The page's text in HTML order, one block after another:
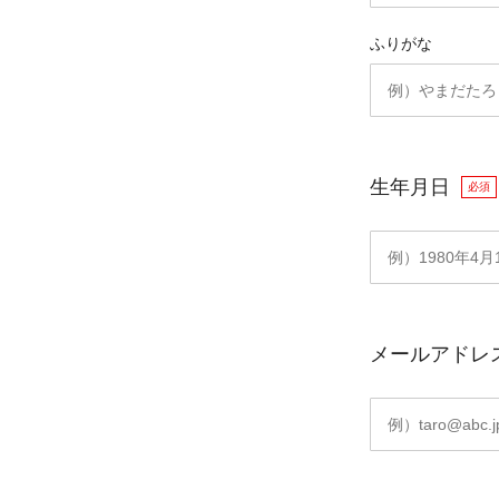
ふりがな
生年月日 必須
メールアド